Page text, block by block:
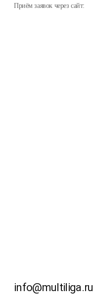
Приём заявок через сайт:
info@multiliga.ru